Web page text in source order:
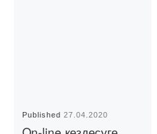
Published27.04.2020